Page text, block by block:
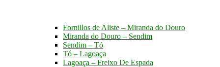
Fornillos de Aliste – Miranda do Douro
Miranda do Douro – Sendim
Sendim – Tó
Tó – Lagoaça
Lagoaça – Freixo De Espada